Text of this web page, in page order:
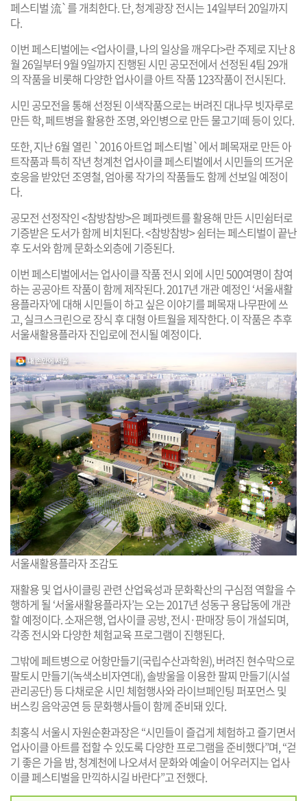
페스티벌 流`를 개최한다. 단, 청계광장 전시는 14일부터 20일까지
다.
이번 페스티벌에는 <업사이클, 나의 일상을 깨우다>란 주제로 지난 8
월 26일부터 9월 9일까지 진행된 시민 공모전에서 선정된 4팀 29개
의 작품을 비롯해 다양한 업사이클 아트 작품 123작품이 전시된다.
시민 공모전을 통해 선정된 이색작품으로는 버려진 대나무 빗자루로
만든 학, 페트병을 활용한 조명, 와인병으로 만든 물고기떼 등이 있다.
또한, 지난 6월 열린 `2016 아트업 페스티벌`에서 폐목재로 만든 아
트작품과 특히 작년 청계천 업사이클 페스티벌에서 시민들의 뜨거운
호응을 받았던 조영철, 엄아롱 작가의 작품들도 함께 선보일 예정이
다.
공모전 선정작인 <참방참방>은 폐파렛트를 활용해 만든 시민쉼터로
기증받은 도서가 함께 비치된다. <참방참방> 쉼터는 페스티벌이 끝난
후 도서와 함께 문화소외층에 기증된다.
이번 페스티벌에서는 업사이클 작품 전시 외에 시민 500여명이 참여
하는 공공아트 작품이 함께 제작된다. 2017년 개관 예정인 ‘서울새활
용플라자’에 대해 시민들이 하고 싶은 이야기를 폐목재 나무판에 쓰
고, 실크스크린으로 장식 후 대형 아트월을 제작한다. 이 작품은 추후
서울새활용플라자 진입로에 전시될 예정이다.
서울새활용플라자 조감도
재활용 및 업사이클링 관련 산업육성과 문화확산의 구심점 역할을 수
행하게 될 ‘서울새활용플라자’는 오는 2017년 성동구 용답동에 개관
할 예정이다. 소재은행, 업사이클 공방, 전시·판매장 등이 개설되며,
각종 전시와 다양한 체험교육 프로그램이 진행된다.
그밖에 페트병으로 어항만들기(국립수산과학원), 버려진 현수막으로
팔토시 만들기(녹색소비자연대), 솔방울을 이용한 팔찌 만들기(시설
관리공단) 등 다채로운 시민 체험행사와 라이브페인팅 퍼포먼스 및
버스킹 음악공연 등 문화행사들이 함께 준비돼 있다.
최홍식 서울시 자원순환과장은 “시민들이 즐겁게 체험하고 즐기면서
업사이클 아트를 접할 수 있도록 다양한 프로그램을 준비했다”며, “걷
기 좋은 가을 밤, 청계천에 나오셔서 문화와 예술이 어우러지는 업사
이클 페스티벌을 만끽하시길 바란다”고 전했다.